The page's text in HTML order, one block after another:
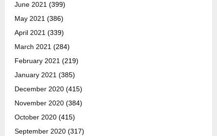
June 2021 (399)
May 2021 (386)
April 2021 (339)
March 2021 (284)
February 2021 (219)
January 2021 (385)
December 2020 (415)
November 2020 (384)
October 2020 (415)
September 2020 (317)